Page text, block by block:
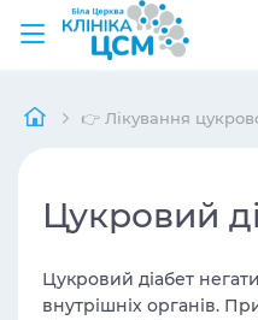
👉 Лікування
Цукровий
Цукровий діабет
внутрішніх органів.